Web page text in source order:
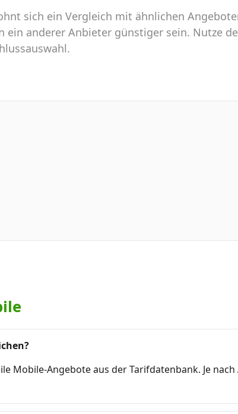
sich ein Vergleich mit ähnlichen
anderer Anbieter günstiger sein. Nutze
Mobile-Angebote aus der Tarifdatenbank. Je